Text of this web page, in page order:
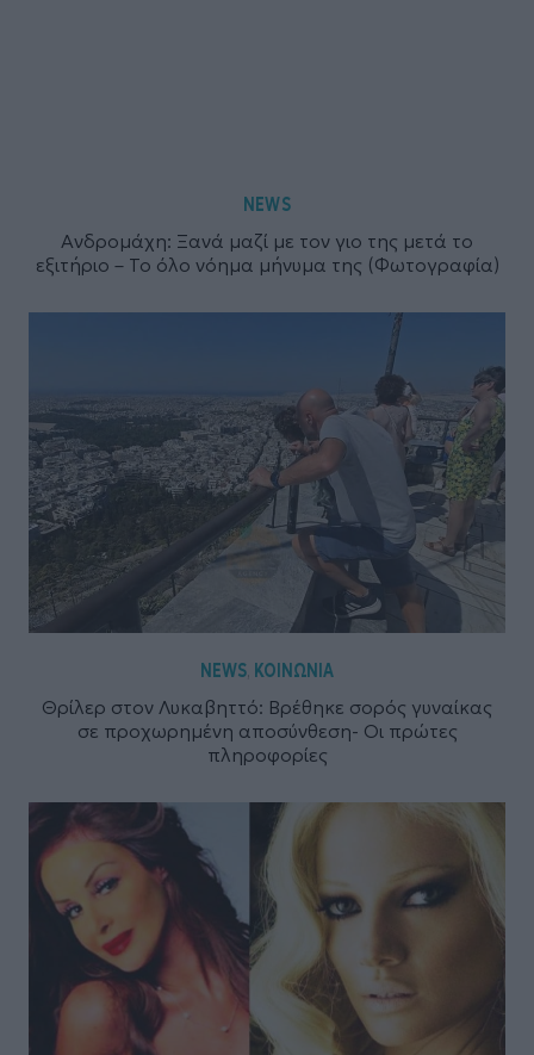
NEWS
Ανδρομάχη: Ξανά μαζί με τον γιο της μετά το
εξιτήριο – Το όλο νόημα μήνυμα της (Φωτογραφία)
NEWS, ΚΟΙΝΩΝΙΑ
Θρίλερ στον Λυκαβηττό: Βρέθηκε σορός γυναίκας
σε προχωρημένη αποσύνθεση- Οι πρώτες
πληροφορίες